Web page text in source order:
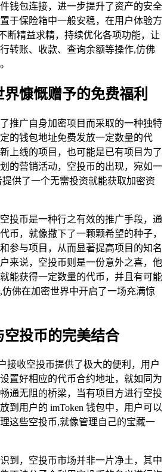
钱包连接，进一步提升了资产的安全
于保险箱中一般安稳，在用户体验方
断精益求精，持续优化各项功能，让
转账、收款、查询余额等操作,仿佛
慷慨赠予的免费福利
推广自身加密项目而采取的一种独特
的钱包地址免费发放一定数量的代
上线的项目，也可能是已有项目为了
的营销活动，空投币的出现，宛如一
供了一个无需投资就能获取加密资
投币是一种行之有效的推广手段，通
币，就像撒下了一颗颗希望的种子，
参与项目，从而显著提高项目的知名
来说，空投币则是一份意外之喜，他
能获得一定数量的代币，并且有可能
佛在加密世界中开启了一场充满惊
空投币的完美结合
接收空投币提供了极大的便利，用户
置好相应的代币合约地址，就如同为
通无阻的桥梁，当有项目方进行空投
到用户的 imToken 钱包中，用户可以
这些空投币,就像管理自己的宝藏一
到，空投币市场并非一片净土，其中